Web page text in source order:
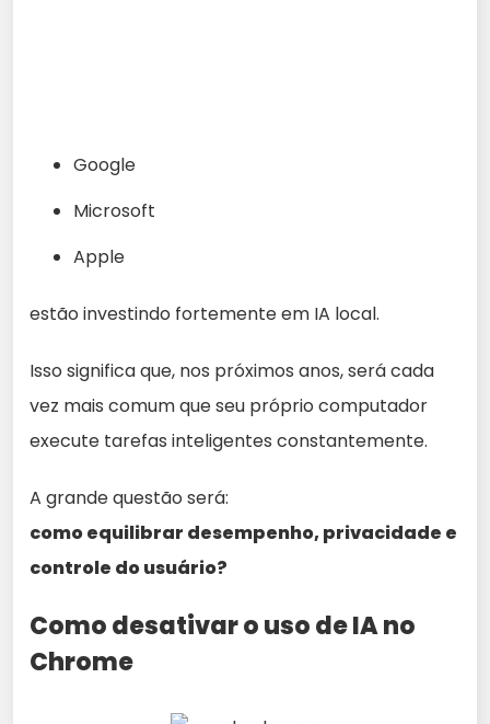
Google
Microsoft
Apple
estão investindo fortemente em IA local.
Isso significa que, nos próximos anos, será cada
vez mais comum que seu próprio computador
execute tarefas inteligentes constantemente.
A grande questão será:
como equilibrar desempenho, privacidade e
controle do usuário?
Como desativar o uso de IA no
Chrome